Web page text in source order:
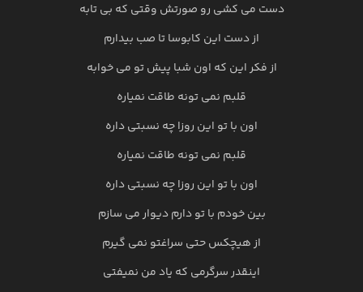
دست می کشی رو صورتش وقتی که بی تابه
از دست این کابوسا تا صب بیدارم
از فکر این که اون شبا پیش تو می خوابه
قلبم نمی تونه طاقت نمیاره
اون با تو این روزا چه نسبتی داره
قلبم نمی تونه طاقت نمیاره
اون با تو این روزا چه نسبتی داره
بین خودم با تو دارم دیوار می سازم
از هیچکس حتی سراغتو نمی گیرم
اینقدر سرگرمی که یاد من نمیفتی